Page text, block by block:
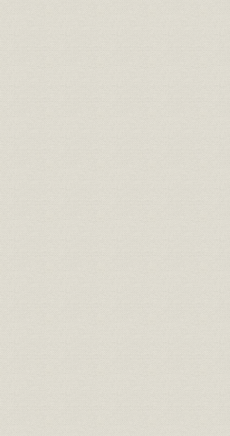
五、 定山渓鉄道会社
六、 士別軌道会社
七、 南樺鉄道会社
八、 樺太鉄道会社
九、 恵須取鉄道会社
十、 多獅島鉄道会社
三、 樺太における石炭事業
一、 三井鉱山との共同経営
二、 樺太鉱業の創立と登帆炭鉱の併合
三、 戦時石炭統制と樺太各炭鉱の整備
四、 非常時下における新聞統制
一、 新聞統制の初期
二、 新聞統制の最盛期
三、 新聞統制の末期
第九篇 太平洋戦争前後時代(自昭和二十一年至同二十四年)
総説
一、 中島新社長と重大任務遂行
二、 戦後製紙業の発展と王子三社の興隆
第一章 中島慶次の社長就任
一、 在外従業員の引揚対策